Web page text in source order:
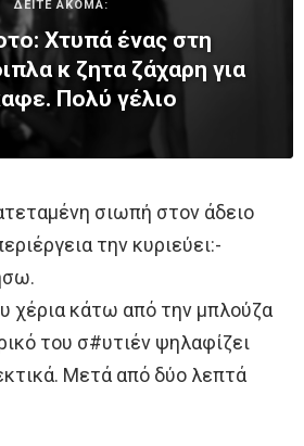
ΔΕΙΤΕ ΑΚΟΜΑ:
Χτυπά ένας στη
κ ζητα ζάχαρη για
Πολύ γέλιο
σιωπή στον άδειο
την κυριεύει:-
χέρια κάτω από την μπλούζα
του σ#υτιέν ψηλαφίζει
Μετά από δύο λεπτά